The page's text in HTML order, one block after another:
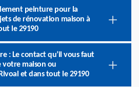
peinture pour la
de rénovation maison à
le 29190
: Le contact qu’il vous faut
maison ou
et dans tout le 29190